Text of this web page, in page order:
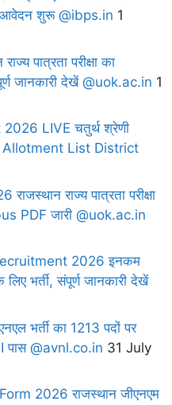
आवेदन शुरू @ibps.in 1
पात्रता परीक्षा का
जानकारी देखें @uok.ac.in 1
LIVE चतुर्थ श्रेणी
List District
राज्य पात्रता परीक्षा
PDF जारी @uok.ac.in
2026 इनकम
भर्ती, संपूर्ण जानकारी देखें
भर्ती का 1213 पदों पर
पास @avnl.co.in 31 July
2026 राजस्थान जीएनएम